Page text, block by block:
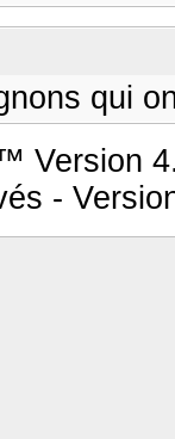
qui
Version
-